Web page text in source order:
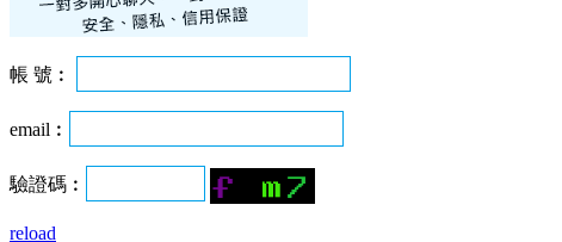
帳 號︰
email︰
驗證碼︰
reload